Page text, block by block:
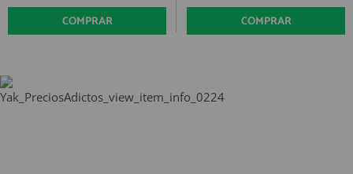
COMPRAR COMPRAR